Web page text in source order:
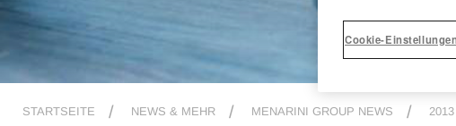
STARTSEITE NEWS & MEHR MENARINI GROUP NEWS 2013
Cookie-